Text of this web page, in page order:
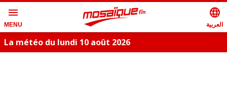
menu
MENU
language
العربية
La météo du lundi 10 août 2026